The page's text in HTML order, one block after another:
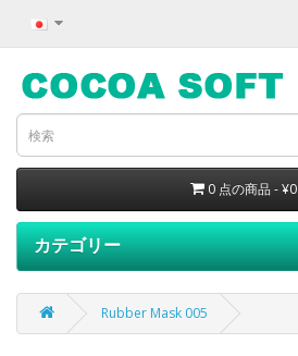
0 点の商品 - ¥0
カテゴリー
Rubber Mask 005